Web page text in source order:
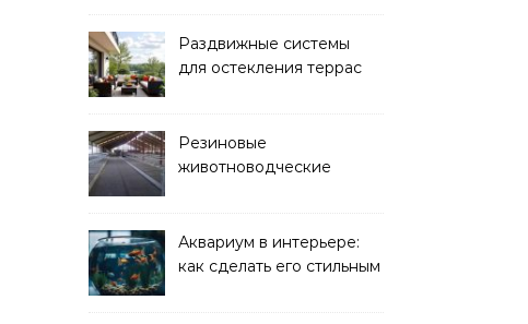
Раздвижные системы
для остекления террас
Резиновые
животноводческие
решать
Аквариум в интерьере:
как сделать его стильным